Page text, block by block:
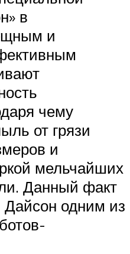
в
и
чему
от грязи
и
мельчайших
Данный факт
Дайсон одним из